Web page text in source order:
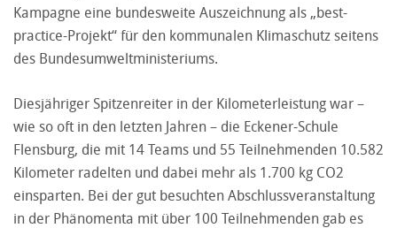
Kampagne eine bundesweite Auszeichnung als „best-
practice-Projekt“ für den kommunalen Klimaschutz seitens
des Bundesumweltministeriums.
Diesjähriger Spitzenreiter in der Kilometerleistung war –
wie so oft in den letzten Jahren – die Eckener-Schule
Flensburg, die mit 14 Teams und 55 Teilnehmenden 10.582
Kilometer radelten und dabei mehr als 1.700 kg CO2
einsparten. Bei der gut besuchten Abschlussveranstaltung
in der Phänomenta mit über 100 Teilnehmenden gab es